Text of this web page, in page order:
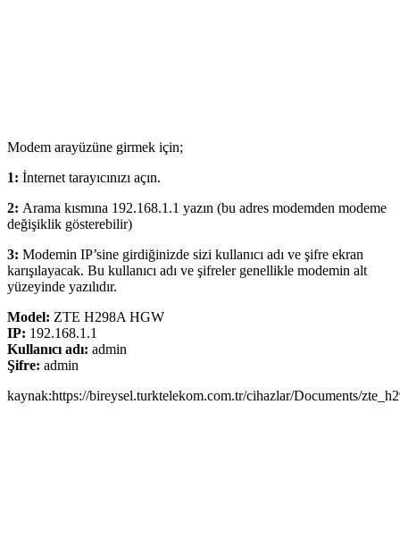
Modem arayüzüne girmek için;
1: İnternet tarayıcınızı açın.
2: Arama kısmına 192.168.1.1 yazın (bu adres modemden modeme
değişiklik gösterebilir)
3: Modemin IP’sine girdiğinizde sizi kullanıcı adı ve şifre ekran
karışılayacak. Bu kullanıcı adı ve şifreler genellikle modemin alt
yüzeyinde yazılıdır.
Model: ZTE H298A HGW
IP: 192.168.1.1
Kullanıcı adı: admin
Şifre: admin
kaynak:https://bireysel.turktelekom.com.tr/cihazlar/Documents/